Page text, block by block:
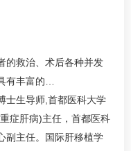
的救治、术后各种并发
有丰富的…
士生导师,首都医科大学
症肝病)主任，首都医科
副主任。国际肝移植学